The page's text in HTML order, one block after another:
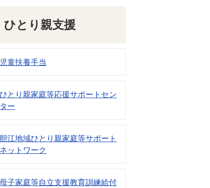
ひとり親支援
児童扶養手当
ひとり親家庭等応援サポートセン
ター
胆江地域ひとり親家庭等サポート
ネットワーク
母子家庭等自立支援教育訓練給付